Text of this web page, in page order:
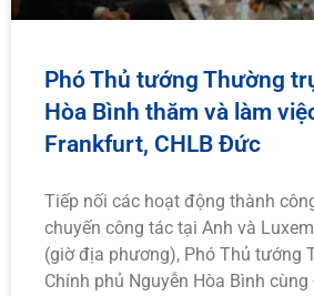
Phó Thủ tướng Thường
Hòa Bình thăm và làm
Frankfurt, CHLB Đức
Tiếp nối các hoạt động thành
chuyến công tác tại Anh và
(giờ địa phương), Phó Thủ tướng
Chính phủ Nguyễn Hòa Bình